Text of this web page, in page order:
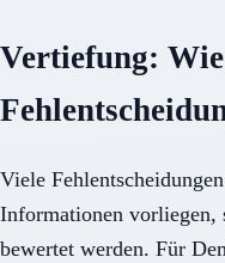
Vertiefung:
Viele
Informationen vorliegen,
bewertet werden. Für